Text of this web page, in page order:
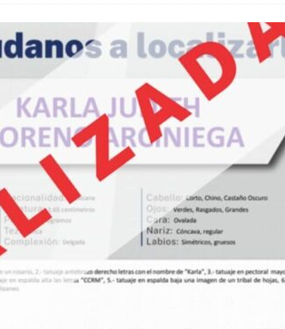
] Rocía a su esposa y su hija con gasolina para matarlas;